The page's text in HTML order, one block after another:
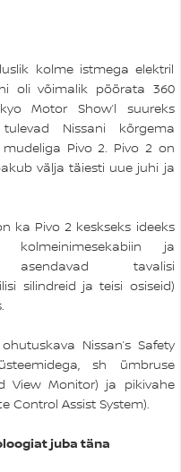
kolme istmega elektril
oli võimalik pöörata 360
Motor Show’l suureks
Nissani kõrgema
Pivo 2. Pivo 2 on
välja täiesti uue juhi ja
ka Pivo 2 keskseks ideeks
kolmeinimesekabiin ja
asendavad tavalisi
silindreid ja teisi osiseid)
Nissan’s Safety
sh ümbruse
View Monitor) ja pikivahe
Control Assist System).
juba täna